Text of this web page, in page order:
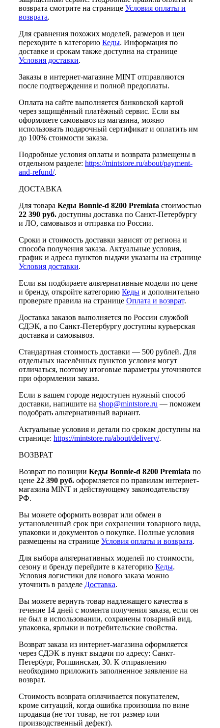
возврата смотрите на странице Условия оплаты и
возврата.
Для сравнения похожих моделей, размеров и цен
переходите в категорию Кеды. Информация по
доставке и срокам также доступна на странице
Условия доставки.
Заказы в интернет-магазине MINT отправляются
после подтверждения и полной предоплаты.
Оплата на сайте выполняется банковской картой
через защищённый платёжный сервис. Если вы
оформляете самовывоз из магазина, можно
использовать подарочный сертификат и оплатить им
до 100% стоимости заказа.
Подробные условия оплаты и возврата размещены в
отдельном разделе: https://mintstore.ru/about/payment-
and-refund/.
ДОСТАВКА
Для товара Кеды Bonnie-d 8200 Premiata стоимостью
22 390 руб. доступны доставка по Санкт-Петербургу
и ЛО, самовывоз и отправка по России.
Сроки и стоимость доставки зависят от региона и
способа получения заказа. Актуальные условия,
график и адреса пунктов выдачи указаны на странице
Условия доставки.
Если вы подбираете альтернативные модели по цене
и бренду, откройте категорию Кеды и дополнительно
проверьте правила на странице Оплата и возврат.
Доставка заказов выполняется по России службой
СДЭК, а по Санкт-Петербургу доступны курьерская
доставка и самовывоз.
Стандартная стоимость доставки — 500 рублей. Для
отдельных населённых пунктов условия могут
отличаться, поэтому итоговые параметры уточняются
при оформлении заказа.
Если в вашем городе недоступен нужный способ
доставки, напишите на shop@mintstore.ru — поможем
подобрать альтернативный вариант.
Актуальные условия и детали по срокам доступны на
странице: https://mintstore.ru/about/delivery/.
ВОЗВРАТ
Возврат по позиции Кеды Bonnie-d 8200 Premiata по
цене 22 390 руб. оформляется по правилам интернет-
магазина MINT и действующему законодательству
РФ.
Вы можете оформить возврат или обмен в
установленный срок при сохранении товарного вида,
упаковки и документов о покупке. Полные условия
размещены на странице Условия оплаты и возврата.
Для выбора альтернативных моделей по стоимости,
сезону и бренду перейдите в категорию Кеды.
Условия логистики для нового заказа можно
уточнить в разделе Доставка.
Вы можете вернуть товар надлежащего качества в
течение 14 дней с момента получения заказа, если он
не был в использовании, сохранены товарный вид,
упаковка, ярлыки и потребительские свойства.
Возврат заказа из интернет-магазина оформляется
через СДЭК в пункт выдачи по адресу: Санкт-
Петербург, Ропшинская, 30. К отправлению
необходимо приложить заполненное заявление на
возврат.
Стоимость возврата оплачивается покупателем,
кроме ситуаций, когда ошибка произошла по вине
продавца (не тот товар, не тот размер или
производственный дефект).